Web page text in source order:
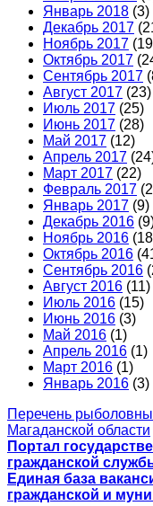
Январь 2018 (3)
Декабрь 2017
Ноябрь 2017
Октябрь 2017
Сентябрь 2017
Август 2017 (23)
Июль 2017 (25)
Июнь 2017 (28)
Май 2017 (12)
Апрель 2017
Март 2017 (22)
Февраль 2017
Январь 2017 (9)
Декабрь 2016
Ноябрь 2016
Октябрь 2016
Сентябрь 2016
Август 2016 (11)
Июль 2016 (15)
Июнь 2016 (3)
Май 2016 (1)
Апрель 2016 (1)
Март 2016 (1)
Январь 2016 (3)
Перечень
Магаданской области
Портал
гражданской
Единая база
гражданской и